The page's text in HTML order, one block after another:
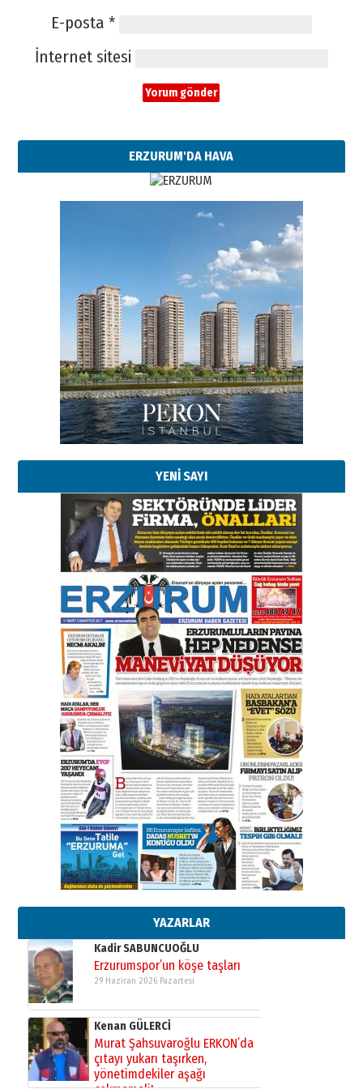
E-posta *
İnternet sitesi
ERZURUM'DA HAVA
YENİ SAYI
YAZARLAR
Esat BİNDESEN
TRT’NİN BÖLGEYE AÇILAN SESİ
09 Ağustos 2026 Pazar
Kadir SABUNCUOĞLU
Erzurumspor’un köşe taşları
29 Haziran 2026 Pazartesi
Kenan GÜLERCİ
Murat Şahsuvaroğlu ERKON’da
çıtayı yukarı taşırken,
yönetimdekiler aşağı
çekmemeli!
17 Şubat 2026 SalıOrhan BOZKURT
Bir fotoğraf, bir şehir, bir
gazeteci… Dizginler kimin
elinde?
31 Mart 2026 Salı
A. Berhan Yılmaz
BİR BÖLÜM DEĞİL, BİR ÖMÜR
SEÇİYORSUNUZ… “NEDEN
ATATÜRK ÜNİVERSİTESİ?”
28 Temmuz 2026 Salı
Ahmet Gökhan YAZICI
Ahmed Yesevi’den bir Alperen…
”Reisimiz” idi… Hakka yürüdü.!
26 Mart 2026 Perşembe
Cem Bakırcı
Ardında bıraktığı hatıralarıyla
gönül adamı Faruk Terzioğlu!
13 Mayıs 2026 Çarşamba
Esat BİNDESEN
TRT’NİN BÖLGEYE AÇILAN SESİ
Kadir SABUNCUOĞLU
Erzurumspor’un köşe taşları
29 Haziran 2026 Pazartesi
Kenan GÜLERCİ
Murat Şahsuvaroğlu ERKON’da
çıtayı yukarı taşırken,
yönetimdekiler aşağı